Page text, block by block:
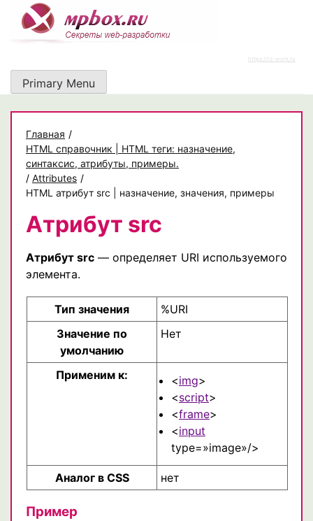
content
https://rz-work.ru
Primary Menu
Главная /
HTML справочник | HTML теги: назначение,
синтаксис, атрибуты, примеры.
/ Attributes /
HTML атрибут src | назначение, значения, примеры
Атрибут src
Атрибут src — определяет URI используемого
элемента.
Тип значения
%URI
Значение по
умолчанию
Нет
Применим к: <img>
<script>
<frame>
<input
type=»image»/>
Аналог в CSS нет
Пример